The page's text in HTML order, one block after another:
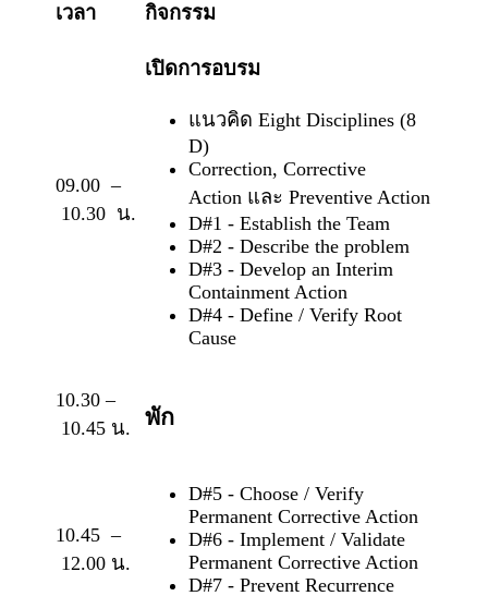
เวลา กิจกรรม
09.00 –
10.30 น.
เปิดการอบรม
แนวคิด Eight Disciplines (8
D)
Correction, Corrective
Action และ Preventive Action
D#1 - Establish the Team
D#2 - Describe the problem
D#3 - Develop an Interim
Containment Action
D#4 - Define / Verify Root
Cause
10.30 –
10.45 น.
พัก
10.45 –
12.00 น.
D#5 - Choose / Verify
Permanent Corrective Action
D#6 - Implement / Validate
Permanent Corrective Action
D#7 - Prevent Recurrence